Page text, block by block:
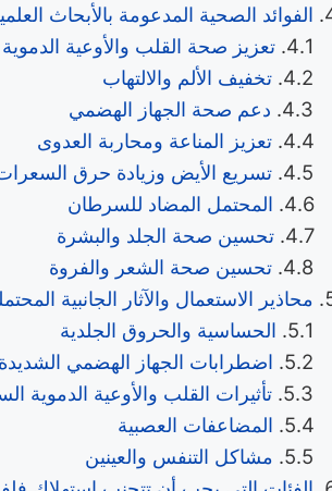
الفوائد الصحية المدعومة بالأبحاث
تعزيز صحة القلب والأوعية الدموية
تخفيف الألم والالتهاب
دعم صحة الجهاز الهضمي
تعزيز المناعة ومحاربة العدوى
تسريع الأيض وزيادة حرق
المحتمل المضاد للسرطان
تحسين صحة الجلد والبشرة
تحسين صحة الشعر والفروة
محاذير الاستعمال والآثار الجانبية
الحساسية والحروق الجلدية
اضطرابات الجهاز الهضمي الشديدة
تأثيرات القلب والأوعية الدموية
المضاعفات العصبية
مشاكل التنفس والعينين